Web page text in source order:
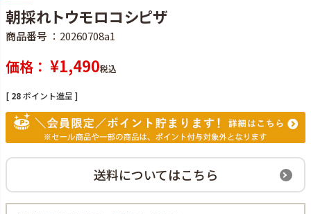
朝採れトウモロコシピザ
商品番号 20260708a1
価格 ¥1,490税込
[ 28ポイント進呈 ]
送料についてはこちら